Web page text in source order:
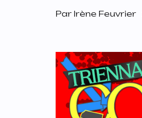
Par Irène Feuvrier